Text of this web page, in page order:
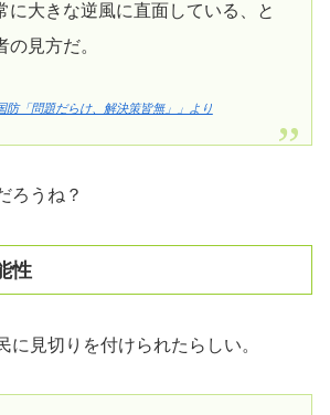
に大きな逆風に直面している、と
の見方だ。
防「問題だらけ、解決策皆無」」より
ろうね？
性
に見切りを付けられたらしい。